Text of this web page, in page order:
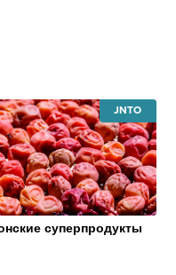
суперпродукты
JAPAN
NATIONAL
TOURISM